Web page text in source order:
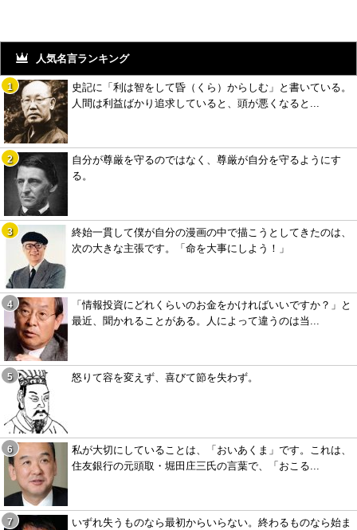
人気名言ランキング
史記に「利は智をして昏（くら）からしむ」と書いている。
人間は利益ばかり追求していると、頭が悪くなると...
自分が尊厳を守るのではなく、尊厳が自分を守るようにす
る。
終始一貫して僕が自分の漫画の中で描こうとしてきたのは、
次の大きな主張です。「命を大事にしよう！」
「情報投資にどれくらいのお金をかければいいですか？」と
最近、聞かれることがある。人によって違うのは当...
怒りて容を変えず、喜びて節を失わず。
私が大切にしていることは、「おいあくま」です。これは、
住友銀行の元頭取・堀田庄三氏の言葉で、「おこる...
いずれ失うものなら最初からいらない。終わるものなら始ま